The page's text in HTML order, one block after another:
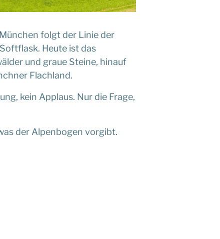
folgt der Linie der
Heute ist das
und graue Steine, hinauf
Flachland.
kein Applaus. Nur die Frage,
der Alpenbogen vorgibt.